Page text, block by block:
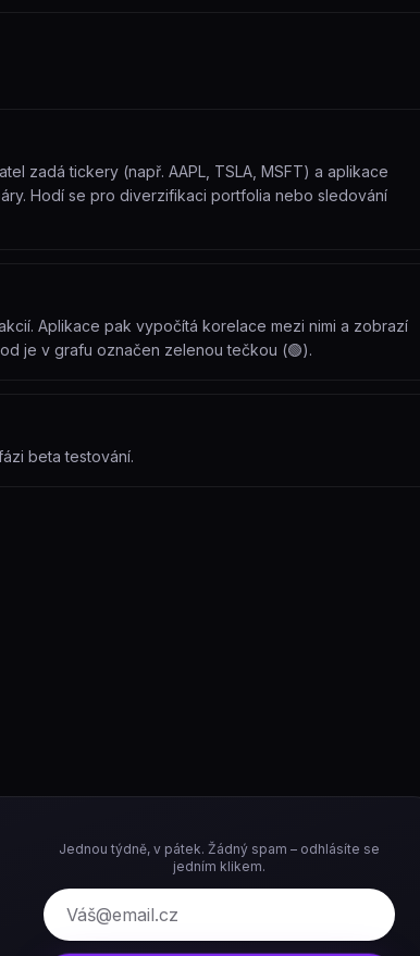
zadá tickery (např. AAPL, TSLA, MSFT) a aplikace
Hodí se pro diverzifikaci portfolia nebo sledování
Aplikace pak vypočítá korelace mezi nimi a zobrazí
je v grafu označen zelenou tečkou (🟢).
beta testování.
Jednou týdně, v pátek. Žádný spam – odhlásíte se
jedním klikem.
E-mail